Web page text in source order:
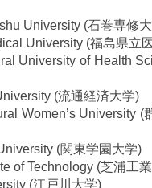
University (石巻専修
University (福島県立
University of Health
(流通経済大学)
Women’s University (
(関東学園大学)
of Technology (芝浦工
(江戸川大学)